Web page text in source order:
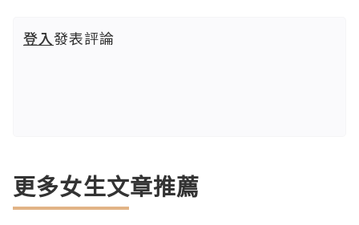
登入發表評論
更多女生文章推薦